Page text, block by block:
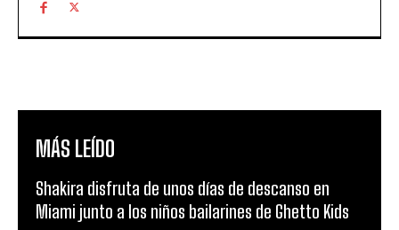
MÁS LEÍDO
Shakira disfruta de unos días de descanso en
Miami junto a los niños bailarines de Ghetto Kids